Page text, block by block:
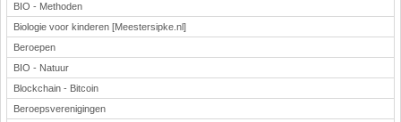
BIO - Methoden
Biologie voor kinderen [Meestersipke.nl]
Beroepen
BIO - Natuur
Blockchain - Bitcoin
Beroepsverenigingen